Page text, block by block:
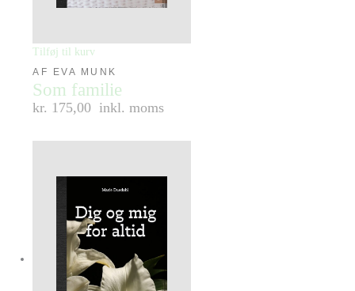
Tilføj til kurv
AF EVA MUNK
Som familie
kr. 175,00 inkl. moms